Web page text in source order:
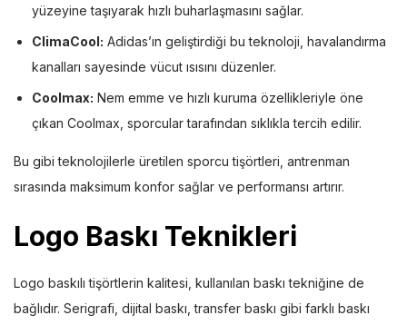
yüzeyine taşıyarak hızlı buharlaşmasını sağlar.
ClimaCool: Adidas’ın geliştirdiği bu teknoloji, havalandırma
kanalları sayesinde vücut ısısını düzenler.
Coolmax: Nem emme ve hızlı kuruma özellikleriyle öne
çıkan Coolmax, sporcular tarafından sıklıkla tercih edilir.
Bu gibi teknolojilerle üretilen sporcu tişörtleri, antrenman
sırasında maksimum konfor sağlar ve performansı artırır.
Logo Baskı Teknikleri
Logo baskılı tişörtlerin kalitesi, kullanılan baskı tekniğine de
bağlıdır. Serigrafi, dijital baskı, transfer baskı gibi farklı baskı